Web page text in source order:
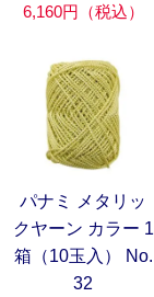
6,160円（税込）
パナミ メタリッ
クヤーン カラー 1
箱（10玉入） No.
32